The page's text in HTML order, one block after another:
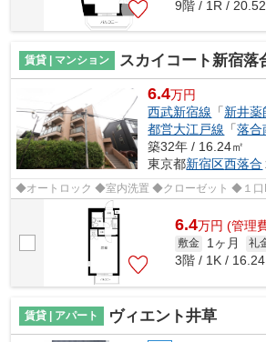
9階 / 1R /
賃貸 | マンション スカイコート新宿落
6.4万円
西武新宿線 「新井薬
都営大江戸線 「落合
築32年 / 16.24㎡
東京都新宿区西落合
◆オートロック ◆室内洗置 ◆クローゼット ◆１口
6.4万円 (管理
敷金 1ヶ月 礼
3階 / 1K / 16.24
賃貸 | アパート ヴィエント井草